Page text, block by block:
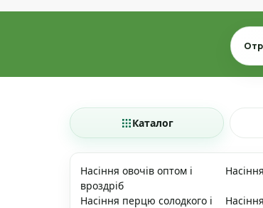
Email
Каталог
Насіння овочів оптом і
вроздріб
Насіння перцю солодкого і